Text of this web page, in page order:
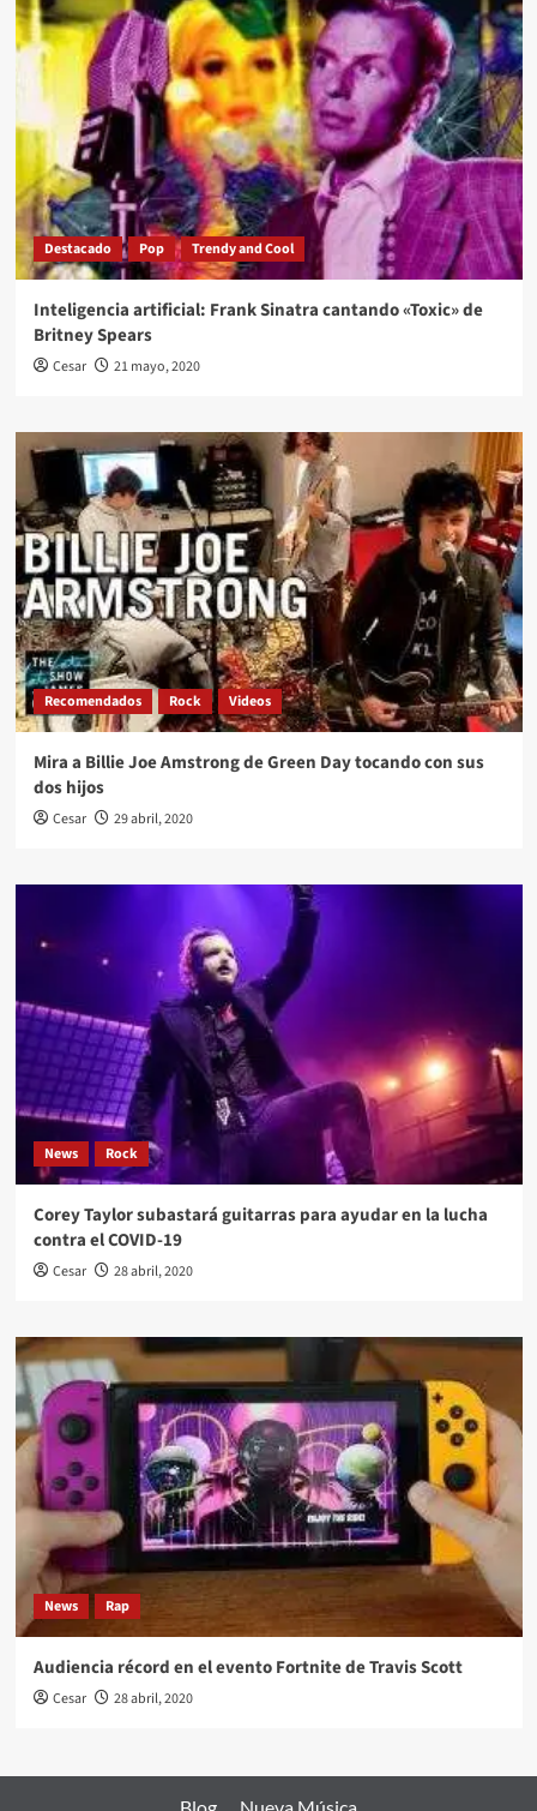
Destacado Pop Trendy and Cool
Inteligencia artificial: Frank Sinatra cantando «Toxic» de
Britney Spears
Cesar 21 mayo, 2020
Recomendados Rock Videos
Mira a Billie Joe Amstrong de Green Day tocando con sus
dos hijos
Cesar 29 abril, 2020
News Rock
Corey Taylor subastará guitarras para ayudar en la lucha
contra el COVID-19
Cesar 28 abril, 2020
News Rap
Audiencia récord en el evento Fortnite de Travis Scott
Cesar 28 abril, 2020
Blog Nueva Música